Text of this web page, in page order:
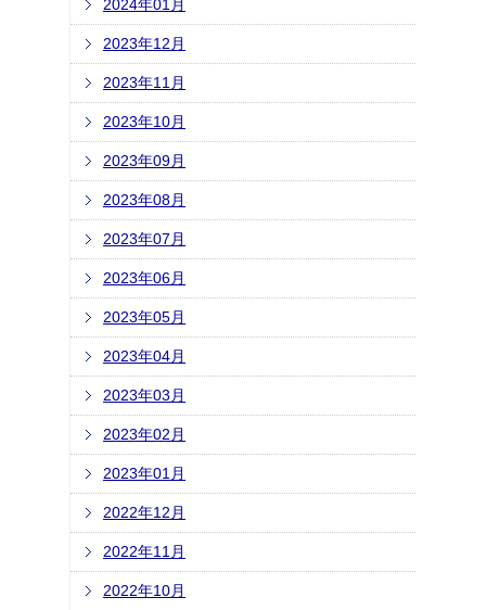
2024年01月
2023年12月
2023年11月
2023年10月
2023年09月
2023年08月
2023年07月
2023年06月
2023年05月
2023年04月
2023年03月
2023年02月
2023年01月
2022年12月
2022年11月
2022年10月